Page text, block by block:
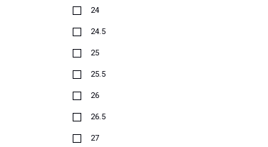
24
24.5
25
25.5
26
26.5
27